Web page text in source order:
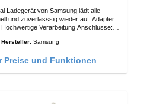
Ladegerät von Samsung lädt alle
und zuverlässsig wieder auf. Adapter
Verarbeitung Anschlüsse:
Hersteller: Samsung
Preise und Funktionen